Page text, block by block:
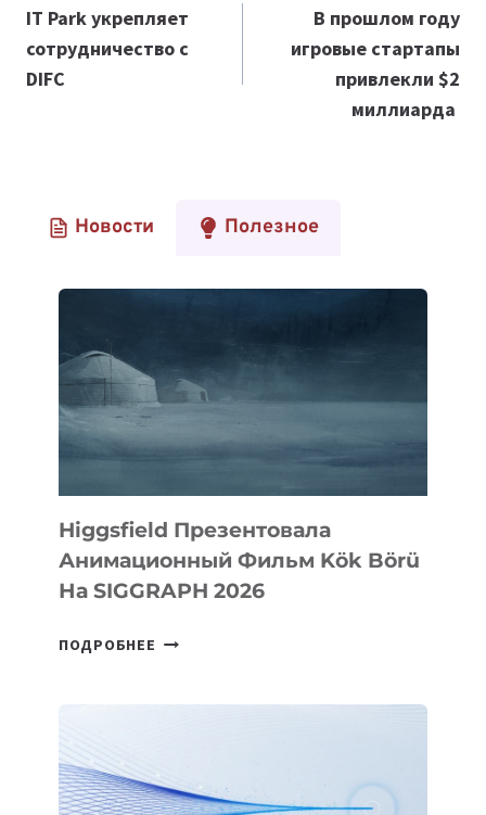
по
записям
IT Park укрепляет
сотрудничество с
DIFC
В прошлом году
игровые стартапы
привлекли $2
миллиарда
Новости Полезное
Higgsfield Презентовала
Анимационный Фильм Kök Börü
На SIGGRAPH 2026
ПОДРОБНЕЕ HIGGSFIELD
BÖRÜ
НА